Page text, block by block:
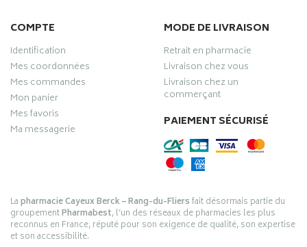
COMPTE
Identification
Mes coordonnées
Mes commandes
Mon panier
Mes favoris
Ma messagerie
MODE DE LIVRAISON
Retrait en pharmacie
Livraison chez vous
Livraison chez un
commerçant
PAIEMENT SÉCURISÉ
Lapharmacie Cayeux Berck – Rang-du-Fliersfait désormais partie du
groupementPharmabest, l’un des réseaux de pharmacies les plus
reconnus en France, réputé pour son exigence de qualité, son expertise
et son accessibilité.